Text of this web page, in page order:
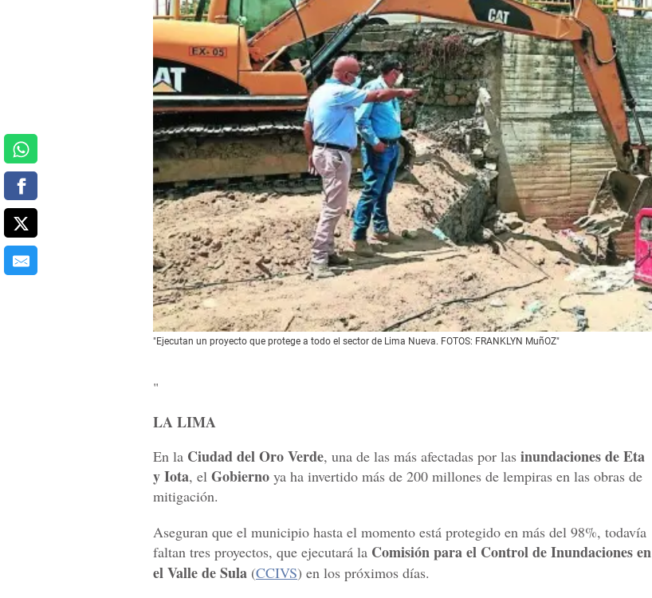
"Ejecutan un proyecto que protege a todo el sector de Lima Nueva. FOTOS: FRANKLYN MuñOZ"
"
LA LIMA
En la Ciudad del Oro Verde, una de las más afectadas por las inundaciones deEta
y Iota, el Gobierno ya ha invertido más de 200 millones de lempiras en las obras de
mitigación.
Aseguran que el municipio hasta el momento está protegido en más del 98%, todavía
faltan tres proyectos, que ejecutará la Comisión para el Control de Inundaciones en
el Valle de Sula (CCIVS) en los próximos días.